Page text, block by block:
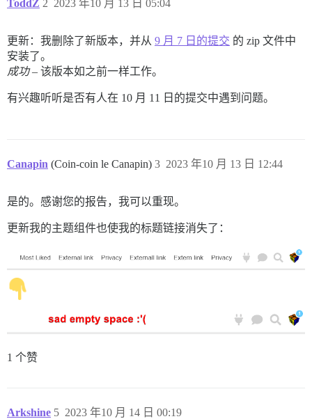
ToddZ 2023 年10 月 13 日 05:04
2
更新：我删除了新版本，并从 9 月 7 日的提交 的 zip 文件中
安装了。
成功– 该版本如之前一样工作。
有兴趣听听是否有人在 10 月 11 日的提交中遇到问题。
Canapin (Coin-coin le Canapin) 2023 年10 月 13 日 12:44
3
是的。感谢您的报告，我可以重现。
更新我的主题组件也使我的标题链接消失了：
1 个赞
Arkshine 2023 年10 月 14 日 00:19
5